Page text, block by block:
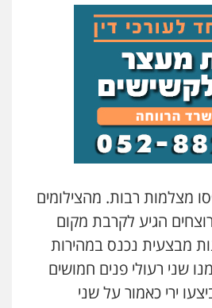
רוזנצויג
דיני תעבורה
בן שאנן
רחאל
פשיעה חמורה צווארון לבן צבאי
מצלמות רבות. מהצילומים
הגיע לקרבת מקום
מבצעית נכנס במהירות
שני רעולי פנים חמושים
ירי כאמור על שני